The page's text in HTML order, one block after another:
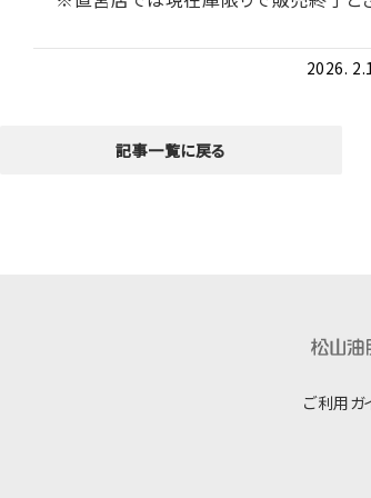
2026.
記事一覧に戻る
ご利用ガ